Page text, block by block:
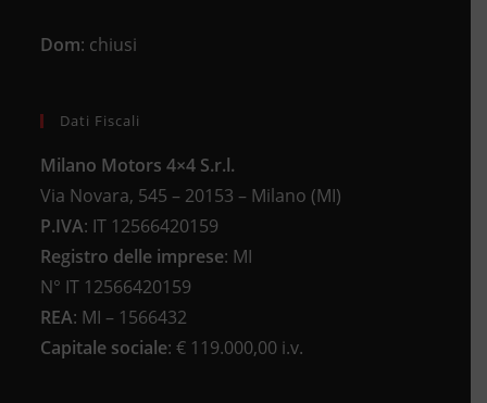
Dom: chiusi
Dati Fiscali
Milano Motors 4×4 S.r.l.
Via Novara, 545 – 20153 – Milano (MI)
P.IVA: IT 12566420159
Registro delle imprese: MI
N° IT 12566420159
REA: MI – 1566432
Capitale sociale: € 119.000,00 i.v.